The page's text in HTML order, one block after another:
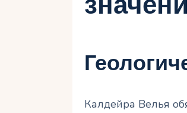
Калдейра Велья